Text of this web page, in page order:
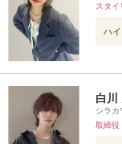
スタイ
ハ
白川
シラカ
取締役